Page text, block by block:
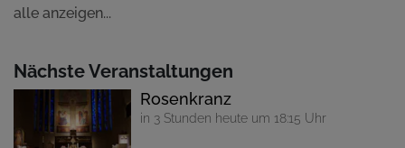
alle anzeigen...
Nächste Veranstaltungen
Rosenkranz
in 3 Stunden heute um 18:15 Uhr